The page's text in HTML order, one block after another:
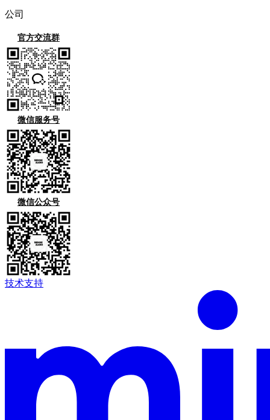
公司
官方交流群
微信服务号
微信公众号
技术支持